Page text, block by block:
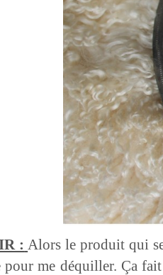
: Alors le produit qui
pour me déquiller. Ça